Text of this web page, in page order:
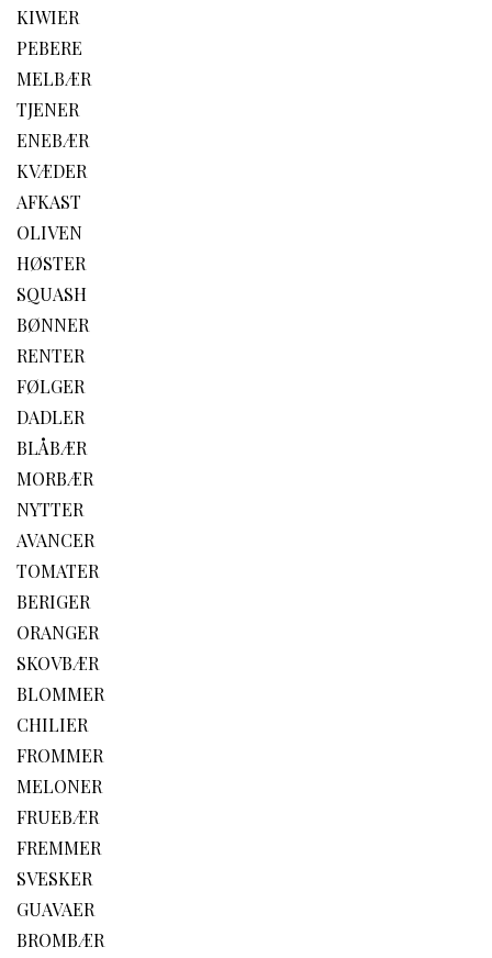
KIWIER
PEBERE
MELBÆR
TJENER
ENEBÆR
KVÆDER
AFKAST
OLIVEN
HØSTER
SQUASH
BØNNER
RENTER
FØLGER
DADLER
BLÅBÆR
MORBÆR
NYTTER
AVANCER
TOMATER
BERIGER
ORANGER
SKOVBÆR
BLOMMER
CHILIER
FROMMER
MELONER
FRUEBÆR
FREMMER
SVESKER
GUAVAER
BROMBÆR